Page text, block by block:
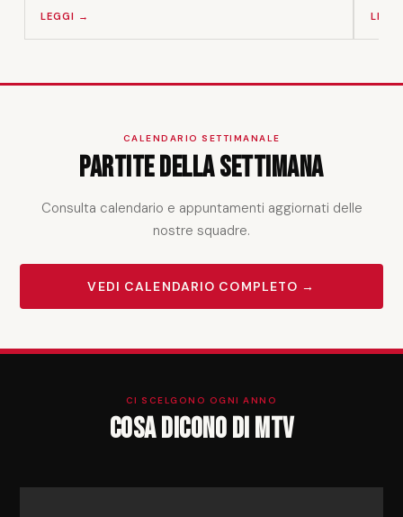
LEGGI →
CALENDARIO SETTIMANALE
Partite della settimana
Consulta calendario e appuntamenti aggiornati delle
nostre squadre.
VEDI CALENDARIO COMPLETO →
CI SCELGONO OGNI ANNO
Cosa dicono di MTV